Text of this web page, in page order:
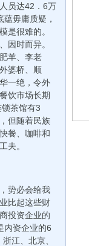
员达42．6万
毋庸质疑，
是很难的。
因时而异。
羊、李老
婆桥、顺
一绝，令外
饮市场长期
茶馆有3
但随着民族
餐、咖啡和
夫。
势必会给我
比起这些财
投资企业的
内资企业的6
江、北京、